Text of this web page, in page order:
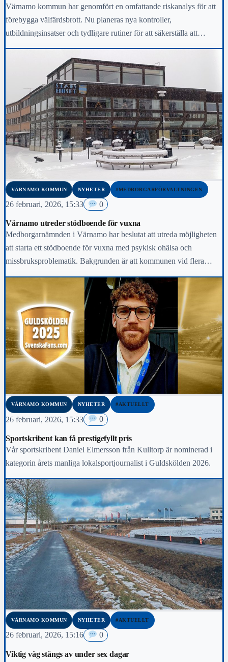
Värnamo kommun har genomfört en omfattande riskanalys för att
förebygga välfärdsbrott. Nu planeras nya kontroller,
utbildningsinsatser och tydligare rutiner för att säkerställa att
skattemedel används…
VÄRNAMO KOMMUN NYHETER #MEDBORGARFÖRVALTNINGEN
26 februari, 2026, 15:33 0
Värnamo utreder stödboende för vuxna
Medborgarnämnden i Värnamo har beslutat att utreda möjligheten
att starta ett stödboende för vuxna med psykisk ohälsa och
missbruksproblematik. Bakgrunden är att kommunen vid flera…
VÄRNAMO KOMMUN NYHETER #AKTUELLT
26 februari, 2026, 15:33 0
Sportskribent kan få prestigefyllt pris
Vår sportskribent Daniel Elmersson från Kulltorp är nominerad i
kategorin årets manliga lokalsportjournalist i Guldskölden 2026.
VÄRNAMO KOMMUN NYHETER #AKTUELLT
26 februari, 2026, 15:16 0
Viktig väg stängs av under sex dagar